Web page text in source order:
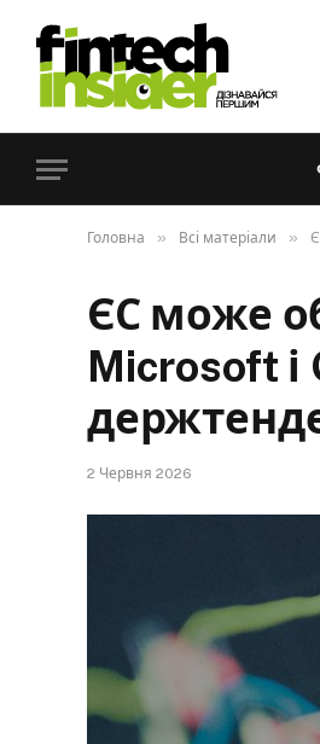
Головна » Всі матеріали »
ЄС може
Microsoft і
2 Червня 2026